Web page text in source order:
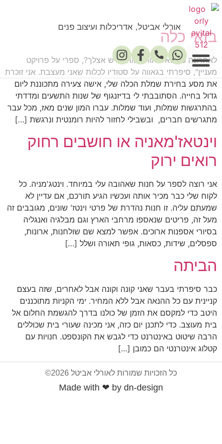
אורלי אביטל, אדריכלות ועיצוב פניםבואי כלה
לאחרונה כששאלו אותי "מה חדש אצלך?, ספרי על פרויקט
מעניין", סיפרתי בגאווה על סטודיו לכלות שאני מעצבת. אני זוכרת
את מסע בחירת שמלת הכלה שלי, אישה צעירה מתכוננת ליום
גדול בחייה. הסתובבתי לי בדיזנגוף של שנות התשעים ומדדתי
בהתרגשות שמלות, ועוד שמלות. עברו המון שנים מאז, מכל עבר
מתגרשים חברים, ובשבילי לחזור להיות רומנטית ונרגשת […]
וינטאז'מאניה או חושבים רחוק
רואים ירוק
אני רוצה לספר על חנות שאהובה עלי במיוחד. וינטג'מניה. כל
לקוח שלי כבר מכיר אותה ועכשיו הגיע תורכם, אם עדיין לא
שמעתם עליה. זו חנות נהדרת של פרטי וינטז' שונים, מגובבים זה
מעל זה, פריטים שנאספו מרחבי הארץ וגם מבלגיה ואנגליה
בסיורי אספנות ארוכים. אפשר למצא שם שולחנות, ארונות,
ספסלים, שידות, כסאות, גופי תאורה ושלל […]
הביתה
כבר סיפרתי בעבר שאני קונה וקונה אבל לאחרים, שזה בעצם
קניינית עם כל ההנאה אבל ללא המחיר. ימי הקניות מתוכננים
היטב כדי למקסם את הזמן של כולנו בדרך להגשמת החלום אל
בית מעוצב. כדי לתכנן יום כזה, אני מכינה שעורי בית שכוללים
הרבה שיטוט באינטרנט כדי לגבש את הקונספט. חנויות עם
קטלוג אינטרנטי הם כמובן […]
כל הזכויות שמורות לאורלי אביטל 2026©
Made with ❤ by dn-design